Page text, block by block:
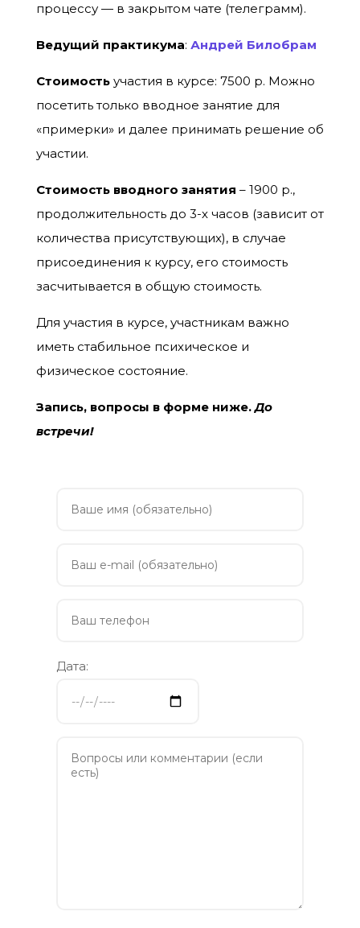
процессу — в закрытом чате (телеграмм).
Ведущий практикума: Андрей Билобрам
Стоимостьучастия в курсе: 7500 р. Можно
посетить только вводное занятие для
«примерки» и далее принимать решение об
участии.
Стоимость вводного занятия – 1900 р.,
продолжительность до 3-х часов (зависит от
количества присутствующих), в случае
присоединения к курсу, его стоимость
засчитывается в общую стоимость.
Для участия в курсе, участникам важно
иметь стабильное психическое и
физическое состояние.
Запись, вопросы в форме ниже. До
встречи!
Дата: